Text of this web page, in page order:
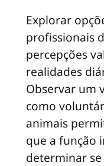
Explorar
profissionais
percepções
realidades
Observar um
como
animais
que a função
determinar